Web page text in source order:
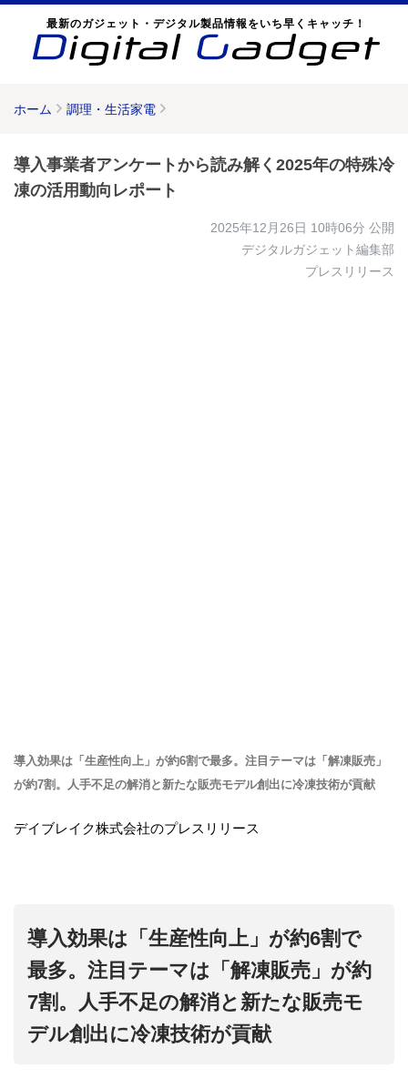
最新のガジェット・デジタル製品情報をいち早くキャッチ！
ホーム 調理・生活家電
導入事業者アンケートから読み解く2025年の特殊冷
凍の活用動向レポート
2025年12月26日 10時06分 公開
デジタルガジェット編集部
プレスリリース
導入効果は「生産性向上」が約6割で最多。注目テーマは「解凍販売」
が約7割。人手不足の解消と新たな販売モデル創出に冷凍技術が貢献
デイブレイク株式会社のプレスリリース
導入効果は「生産性向上」が約6割で
最多。注目テーマは「解凍販売」が約
7割。人手不足の解消と新たな販売モ
デル創出に冷凍技術が貢献